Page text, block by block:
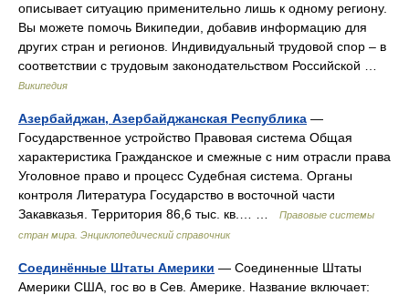
описывает ситуацию применительно лишь к одному региону.
Вы можете помочь Википедии, добавив информацию для
других стран и регионов. Индивидуальный трудовой спор – в
соответствии с трудовым законодательством Российской …
Википедия
Азербайджан, Азербайджанская Республика —
Государственное устройство Правовая система Общая
характеристика Гражданское и смежные с ним отрасли права
Уголовное право и процесс Судебная система. Органы
контроля Литература Государство в восточной части
Закавказья. Территория 86,6 тыс. кв.… …
Правовые системы
стран мира. Энциклопедический справочник
Соединённые Штаты Америки — Соединенные Штаты
Америки США, гос во в Сев. Америке. Название включает: